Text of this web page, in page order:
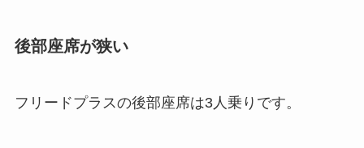
後部座席が狭い
フリードプラスの後部座席は3人乗りです。